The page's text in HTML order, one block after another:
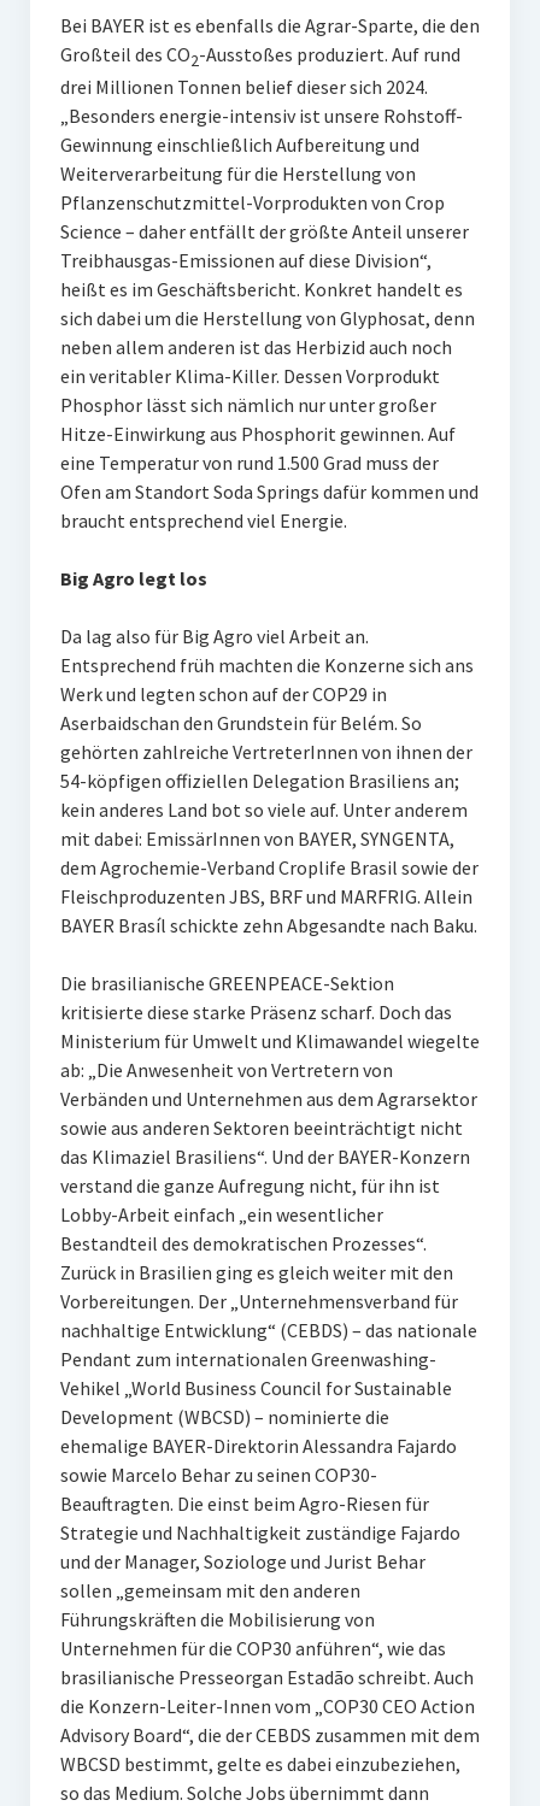
Bei BAYER ist es ebenfalls die Agrar-Sparte, die den
Großteil des CO2-Ausstoßes produziert. Auf rund
drei Millionen Tonnen belief dieser sich 2024.
„Besonders energie-intensiv ist unsere Rohstoff-
Gewinnung einschließlich Aufbereitung und
Weiterverarbeitung für die Herstellung von
Pflanzenschutzmittel-Vorprodukten von Crop
Science – daher entfällt der größte Anteil unserer
Treibhausgas-Emissionen auf diese Division“,
heißt es im Geschäftsbericht. Konkret handelt es
sich dabei um die Herstellung von Glyphosat, denn
neben allem anderen ist das Herbizid auch noch
ein veritabler Klima-Killer. Dessen Vorprodukt
Phosphor lässt sich nämlich nur unter großer
Hitze-Einwirkung aus Phosphorit gewinnen. Auf
eine Temperatur von rund 1.500 Grad muss der
Ofen am Standort Soda Springs dafür kommen und
braucht entsprechend viel Energie.
Big Agro legt los
Da lag also für Big Agro viel Arbeit an.
Entsprechend früh machten die Konzerne sich ans
Werk und legten schon auf der COP29 in
Aserbaidschan den Grundstein für Belém. So
gehörten zahlreiche VertreterInnen von ihnen der
54-köpfigen offiziellen Delegation Brasiliens an;
kein anderes Land bot so viele auf. Unter anderem
mit dabei: EmissärInnen von BAYER, SYNGENTA,
dem Agrochemie-Verband Croplife Brasil sowie der
Fleischproduzenten JBS, BRF und MARFRIG. Allein
BAYER Brasíl schickte zehn Abgesandte nach Baku.
Die brasilianische GREENPEACE-Sektion
kritisierte diese starke Präsenz scharf. Doch das
Ministerium für Umwelt und Klimawandel wiegelte
ab: „Die Anwesenheit von Vertretern von
Verbänden und Unternehmen aus dem Agrarsektor
sowie aus anderen Sektoren beeinträchtigt nicht
das Klimaziel Brasiliens“. Und der BAYER-Konzern
verstand die ganze Aufregung nicht, für ihn ist
Lobby-Arbeit einfach „ein wesentlicher
Bestandteil des demokratischen Prozesses“.
Zurück in Brasilien ging es gleich weiter mit den
Vorbereitungen. Der „Unternehmensverband für
nachhaltige Entwicklung“ (CEBDS) – das nationale
Pendant zum internationalen Greenwashing-
Vehikel „World Business Council for Sustainable
Development (WBCSD) – nominierte die
ehemalige BAYER-Direktorin Alessandra Fajardo
sowie Marcelo Behar zu seinen COP30-
Beauftragten. Die einst beim Agro-Riesen für
Strategie und Nachhaltigkeit zuständige Fajardo
und der Manager, Soziologe und Jurist Behar
sollen „gemeinsam mit den anderen
Führungskräften die Mobilisierung von
Unternehmen für die COP30 anführen“, wie das
brasilianische Presseorgan Estadão schreibt. Auch
die Konzern-Leiter-Innen vom „COP30 CEO Action
Advisory Board“, die der CEBDS zusammen mit dem
WBCSD bestimmt, gelte es dabei einzubeziehen,
so das Medium. Solche Jobs übernimmt dann